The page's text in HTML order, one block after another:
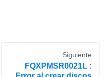
Siguiente
FQXPMSR0021L :